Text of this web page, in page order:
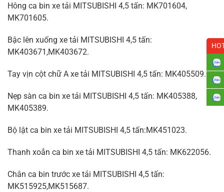
Hông ca bin xe tải MITSUBISHI 4,5 tấn: MK701604,
MK701605.
Bậc lên xuống xe tải MITSUBISHI 4,5 tấn:
MK403671,MK403672.
Tay vịn cột chữ A xe tải MITSUBISHI 4,5 tấn: MK405509.
Nẹp sàn ca bin xe tải MITSUBISHI 4,5 tấn: MK405388,
MK405389.
Bộ lật ca bin xe tải MITSUBISHI 4,5 tấn:MK451023.
Thanh xoắn ca bin xe tải MITSUBISHI 4,5 tấn: MK622056.
Chân ca bin trước xe tải MITSUBISHI 4,5 tấn:
MK515925,MK515687.